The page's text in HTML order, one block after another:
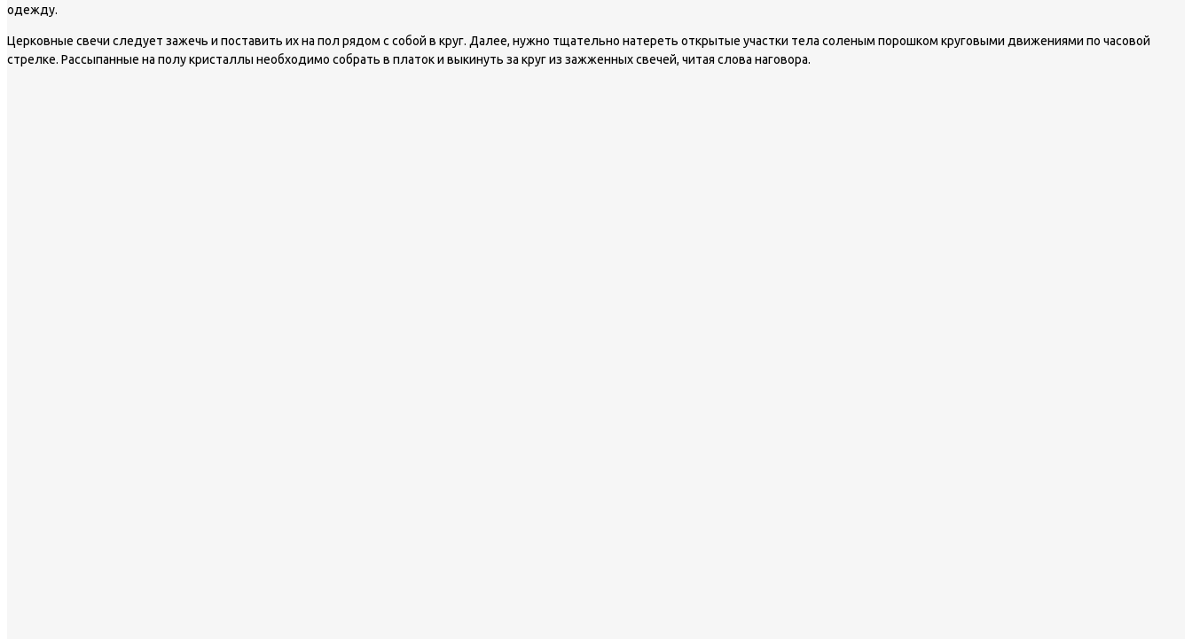
одежду.
Церковные свечи следует зажечь и поставить их на пол рядом с собой в круг. Далее, нужно тщательно натереть открытые участки тела соленым порошком круговыми движениями по часовой
стрелке. Рассыпанные на полу кристаллы необходимо собрать в платок и выкинуть за круг из зажженных свечей, читая слова наговора.